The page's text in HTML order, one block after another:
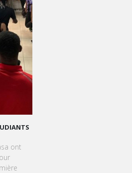
musées, spectacles, concerts,
à Nantes
ont
GRAND ORAL : TRANSFORMONS LE